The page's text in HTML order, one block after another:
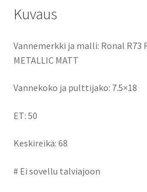
Kuvaus
Vannemerkki ja malli: Ronal R73
METALLIC MATT
Vannekoko ja pulttijako: 7.5×18
ET: 50
Keskireikä: 68
# Ei sovellu talviajoon